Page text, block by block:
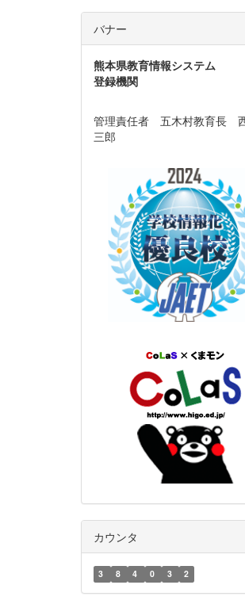
バナー
熊本県教育情報システム
登録機関
管理責任者 五木村教育長
三郎
カウンタ
3 8 4 0 3 2